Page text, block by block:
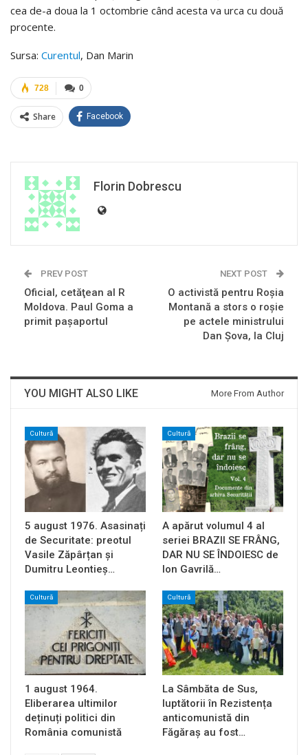
cea de-a doua la 1 octombrie când acesta va urca cu două
procente.
Sursa: Curentul, Dan Marin
0
728
Share Facebook
Florin Dobrescu
PREV POST
Oficial, cetăţean al R
Moldova. Paul Goma a
primit paşaportul
NEXT POST
O activistă pentru Roşia
Montană a stors o roşie
pe actele ministrului
Dan Şova, la Cluj
YOU MIGHT ALSO LIKE More From Author
Cultură
5 august 1976. Asasinați
de Securitate: preotul
Vasile Zăpârțan și
Dumitru Leontieș…
Cultură
A apărut volumul 4 al
seriei BRAZII SE FRÂNG,
DAR NU SE ÎNDOIESC de
Ion Gavrilă…
Cultură
1 august 1964.
Eliberarea ultimilor
deținuți politici din
România comunistă
Cultură
La Sâmbăta de Sus,
luptătorii în Rezistența
anticomunistă din
Făgăraș au fost…